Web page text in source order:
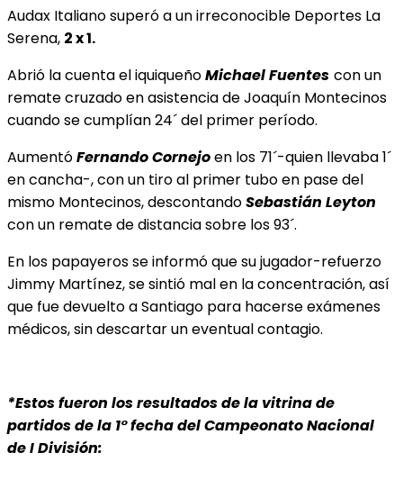
Audax Italiano superó a un irreconocible Deportes La
Serena, 2 x 1.
Abrió la cuenta el iquiqueñoMichael Fuentes con un
remate cruzado en asistencia de Joaquín Montecinos
cuando se cumplían 24´ del primer período.
AumentóFernando Cornejoen los 71´-quien llevaba 1´
en cancha-, con un tiro al primer tubo en pase del
mismo Montecinos, descontandoSebastián Leyton
con un remate de distancia sobre los 93´.
En los papayeros se informó que su jugador-refuerzo
Jimmy Martínez, se sintió mal en la concentración, así
que fue devuelto a Santiago para hacerse exámenes
médicos, sin descartar un eventual contagio.
*Estos fueron los resultados de la vitrina de
partidos de la 1° fecha del Campeonato Nacional
de I División: